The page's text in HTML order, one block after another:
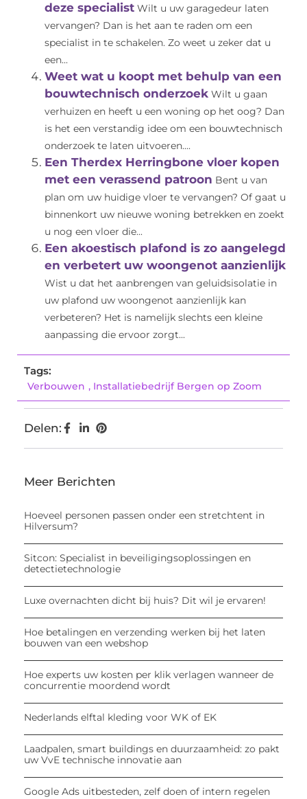
deze specialist Wilt u uw garagedeur laten
vervangen? Dan is het aan te raden om een
specialist in te schakelen. Zo weet u zeker dat u
een...
Weet wat u koopt met behulp van een
bouwtechnisch onderzoek Wilt u gaan
verhuizen en heeft u een woning op het oog? Dan
is het een verstandig idee om een bouwtechnisch
onderzoek te laten uitvoeren....
Een Therdex Herringbone vloer kopen
met een verassend patroon Bent u van
plan om uw huidige vloer te vervangen? Of gaat u
binnenkort uw nieuwe woning betrekken en zoekt
u nog een vloer die...
Een akoestisch plafond is zo aangelegd
en verbetert uw woongenot aanzienlijk
Wist u dat het aanbrengen van geluidsisolatie in
uw plafond uw woongenot aanzienlijk kan
verbeteren? Het is namelijk slechts een kleine
aanpassing die ervoor zorgt...
Tags:
Verbouwen , Installatiebedrijf Bergen op Zoom
Delen:
Meer Berichten
Hoeveel personen passen onder een stretchtent in
Hilversum?
Sitcon: Specialist in beveiligingsoplossingen en
detectietechnologie
Luxe overnachten dicht bij huis? Dit wil je ervaren!
Hoe betalingen en verzending werken bij het laten
bouwen van een webshop
Hoe experts uw kosten per klik verlagen wanneer de
concurrentie moordend wordt
Nederlands elftal kleding voor WK of EK
Laadpalen, smart buildings en duurzaamheid: zo pakt
uw VvE technische innovatie aan
Google Ads uitbesteden, zelf doen of intern regelen